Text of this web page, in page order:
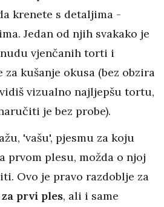
krenete s detaljima -
Jedan od njih svakako je
vjenčanih torti i
kušanje okusa (bez obzira
vizualno najljepšu tortu,
je bez probe).
'vašu', pjesmu za koju
prvom plesu, možda o njoj
Ovo je pravo razdoblje za
prvi ples, ali i same